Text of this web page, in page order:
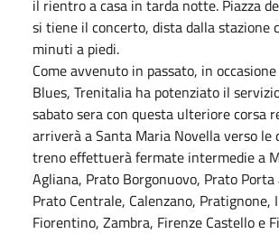
il rientro a casa in tarda notte. Piazza
si tiene il concerto, dista dalla stazione
minuti a piedi.
Come avvenuto in passato, in
Blues, Trenitalia ha potenziato il
sabato sera con questa ulteriore corsa
arriverà a Santa Maria Novella verso le
treno effettuerà fermate intermedie a
Agliana, Prato Borgonuovo, Prato Porta
Prato Centrale, Calenzano, Pratignone,
Fiorentino, Zambra, Firenze Castello e